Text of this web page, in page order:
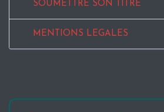
SOUMETTRE SON TITRE
MENTIONS LEGALES